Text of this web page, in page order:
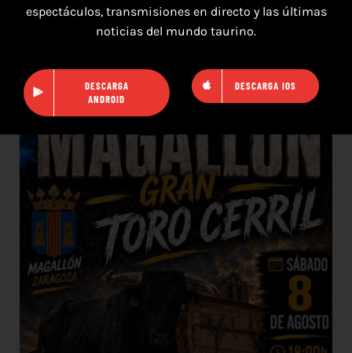
8 de agosto de 2026
CASTELLÓN DEL 8 AL 10 DE AGOSTO 2026
espectáculos, transmisiones en directo y las últimas
noticias del mundo taurino.
DESCARGA
ANDROID
DESCARGA IOS